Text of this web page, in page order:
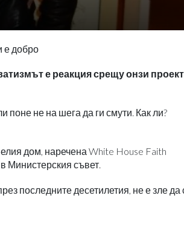
е добро
е реакция срещу онзи
поне не на шега да ги смути. Как ли?
дом, наречена White House Faith
Министерския съвет.
последните десетилетия, не е зле да